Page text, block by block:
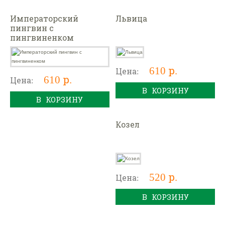
Императорский
пингвин с
пингвиненком
Цена: 610 р.
В КОРЗИНУ
Львица
Цена: 610 р.
В КОРЗИНУ
Козел
Цена: 520 р.
В КОРЗИНУ